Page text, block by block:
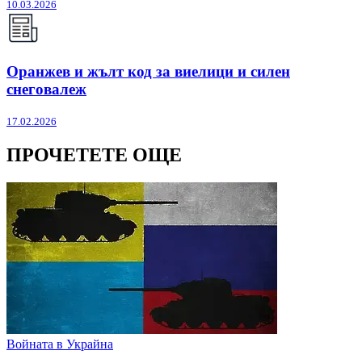
10.03.2026
Оранжев и жълт код за виелици и силен
снеговалеж
17.02.2026
ПРОЧЕТЕТЕ ОЩЕ
Войната в Украйна